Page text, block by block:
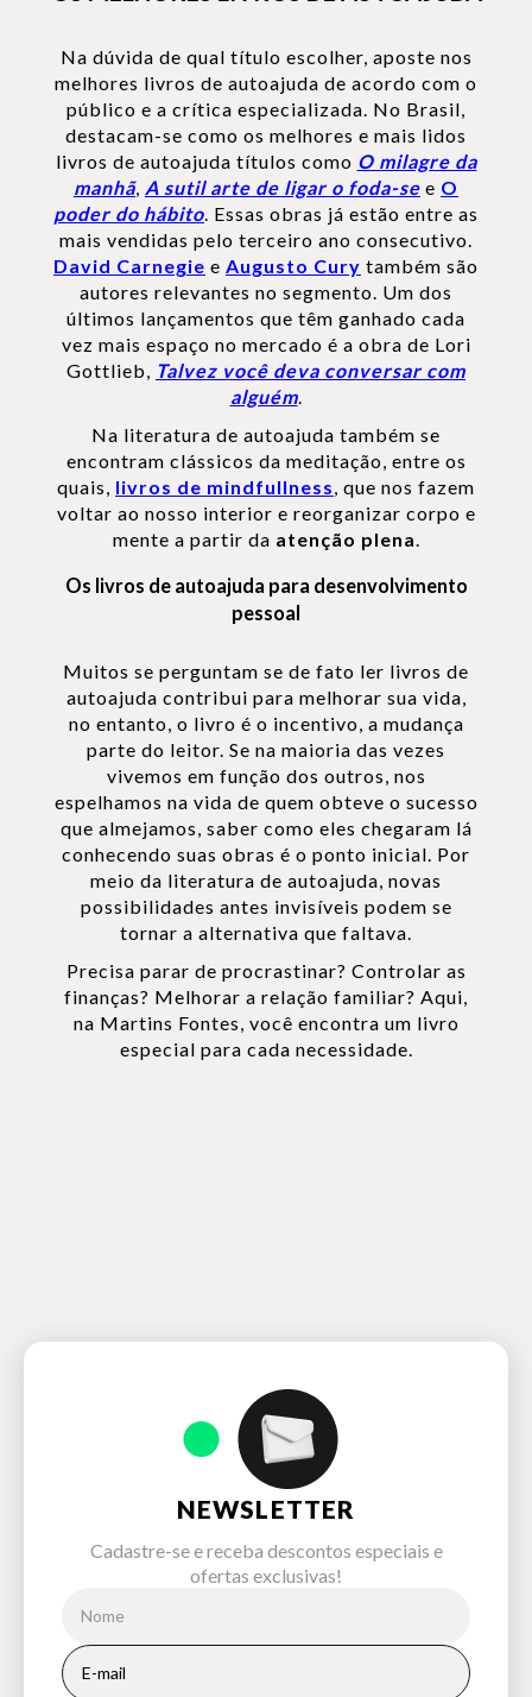
Na dúvida de qual título escolher, aposte nos
melhores livros de autoajuda de acordo com o
público e a crítica especializada. No Brasil,
destacam-se como os melhores e mais lidos
livros de autoajuda títulos como O milagre da
manhã, A sutil arte de ligar o foda-se e O
poder do hábito. Essas obras já estão entre as
mais vendidas pelo terceiro ano consecutivo.
David Carnegie e Augusto Cury também são
autores relevantes no segmento. Um dos
últimos lançamentos que têm ganhado cada
vez mais espaço no mercado é a obra de Lori
Gottlieb, Talvez você deva conversar com
alguém.
Na literatura de autoajuda também se
encontram clássicos da meditação, entre os
quais, livros de mindfullness, que nos fazem
voltar ao nosso interior e reorganizar corpo e
mente a partir da atenção plena.
Os livros de autoajuda para desenvolvimento
pessoal
Muitos se perguntam se de fato ler livros de
autoajuda contribui para melhorar sua vida,
no entanto, o livro é o incentivo, a mudança
parte do leitor. Se na maioria das vezes
vivemos em função dos outros, nos
espelhamos na vida de quem obteve o sucesso
que almejamos, saber como eles chegaram lá
conhecendo suas obras é o ponto inicial. Por
meio da literatura de autoajuda, novas
possibilidades antes invisíveis podem se
tornar a alternativa que faltava.
Precisa parar de procrastinar? Controlar as
finanças? Melhorar a relação familiar? Aqui,
na Martins Fontes, você encontra um livro
especial para cada necessidade.
NEWSLETTER
Cadastre-se e receba descontos especiais e
ofertas exclusivas!